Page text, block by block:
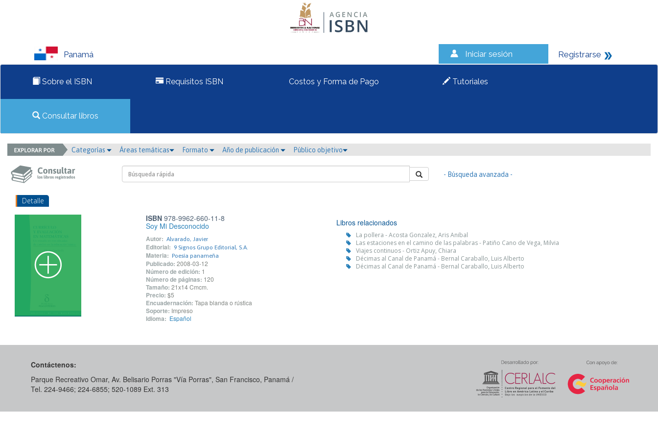
Panamá Iniciar sesión Registrarse
Sobre el ISBN Requisitos ISBN Costos y Forma de Pago Tutoriales
Consultar libros
Categorías Áreas temáticas Formato Año de publicación Público objetivo
- Búsqueda avanzada -
Detalle
ISBN978-9962-660-11-8
Soy Mi Desconocido
Autor: Alvarado, Javier
Editorial: 9 Signos Grupo Editorial, S.A.
Materia: Poesía panameña
Publicado: 2008-03-12
Número de edición: 1
Número de páginas: 120
Tamaño: 21x14 Cmcm.
Precio: $5
Encuadernación: Tapa blanda o rústica
Soporte: Impreso
Idioma: Español
Libros relacionados
La pollera - Acosta Gonzalez, Aris Anibal
Las estaciones en el camino de las palabras - Patiño Cano de Vega, Milvia
Viajes continuos - Ortiz Apuy, Chiara
Décimas al Canal de Panamá - Bernal Caraballo, Luis Alberto
Décimas al Canal de Panamá - Bernal Caraballo, Luis Alberto
Contáctenos:
Parque Recreativo Omar, Av. Belisario Porras "Vía Porras", San Francisco, Panamá /
Tel. 224-9466; 224-6855; 520-1089​ Ext. 313